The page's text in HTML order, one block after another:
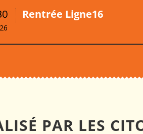
Rentrée Ligne16
PAR LES